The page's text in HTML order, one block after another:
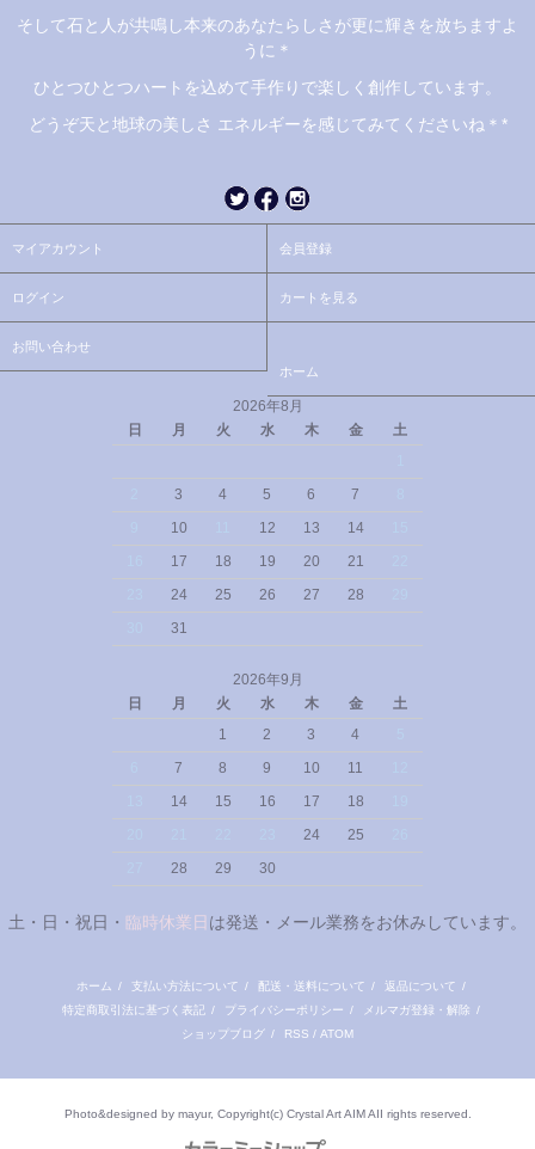
そして石と人が共鳴し本来のあなたらしさが更に輝きを放ちますよ
うに＊
ひとつひとつハートを込めて手作りで楽しく創作しています。
どうぞ天と地球の美しさ エネルギーを感じてみてくださいね＊*
マイアカウント 会員登録
ログイン カートを見る
お問い合わせ
ホーム
2026年8月
日
月 火 水 木 金
土
3 4 5 6 7
10 12 13 14
17 18 19 20 21
24 25 26 27 28
31
2026年9月
日
月 火 水 木 金
土
1
2 3 4
7 8 9 10 11
14 15 16 17 18
24 25
28 29 30
土・日・祝日・ 臨時休業日 は発送・メール業務をお休みしています。
ホーム / 支払い方法について / 配送・送料について / 返品について /
特定商取引法に基づく表記 / プライバシーポリシー / メルマガ登録・解除 /
ショップブログ / RSS / ATOM
Photo&designed by mayur, Copyright(c) Crystal Art AIM AII rights reserved.